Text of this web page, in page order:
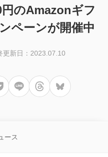
円のAmazonギフ
ペーンが開催中
更新日：2023.07.10
ース